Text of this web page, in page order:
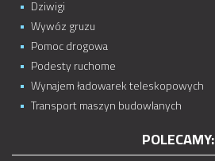
Dziwigi
Wywóz gruzu
Pomoc drogowa
Podesty ruchome
Wynajem ładowarek teleskopowych
Transport maszyn budowlanych
POLECAMY: